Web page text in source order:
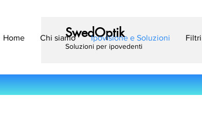
SwedOptik
Soluzioni per ipovedenti
Home Chi siamo Ipovisione e Soluzioni